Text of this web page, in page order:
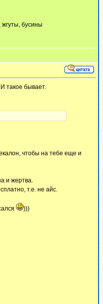
бусины
такое бывает.
чтобы на тебе еще и
и жертва.
т.е. не айс.
)))